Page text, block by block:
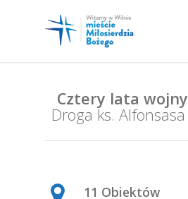
Cztery lata
Droga ks.
11 Obiektów